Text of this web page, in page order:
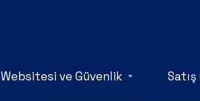
Websitesi ve Güvenlik Satış